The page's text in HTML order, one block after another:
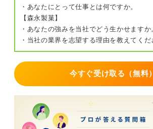
・あなたにとって仕事とは何ですか。
【森永製菓】
・あなたの強みを当社でどう生かせますか
・当社の業界を志望する理由を教えてくだ
今すぐ受け取る（無料）